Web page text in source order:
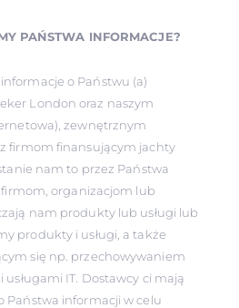
PAŃSTWA INFORMACJE?
o Państwu (a)
London oraz naszym
zewnętrznym
firmom finansującym jachty
nam to przez Państwa
firmom, organizacjom lub
nam produkty lub usługi lub
produkty i usługi, a także
się np. przechowywaniem
IT. Dostawcy ci mają
Państwa informacji w celu